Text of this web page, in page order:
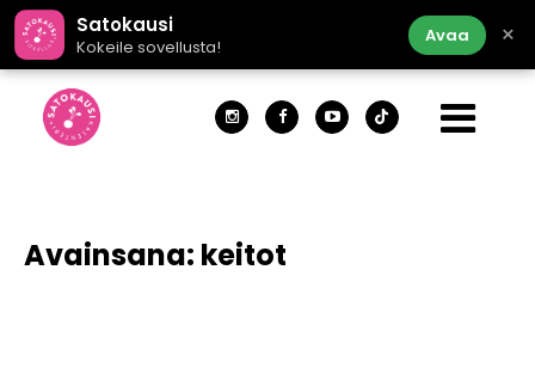
Satokausi
Kokeile sovellusta!
Avaa ×
Avainsana: keitot